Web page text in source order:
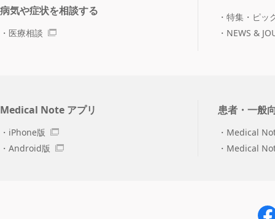
病気や症状を相談する
医療相談
特集・ピッ
NEWS &
Medical Note アプリ
iPhone版
Android版
患者・一般
Medical
Medical